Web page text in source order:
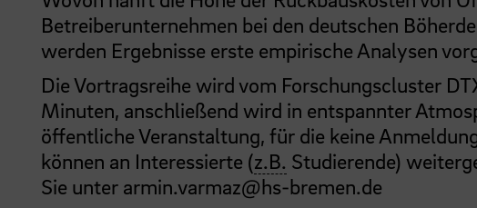
Betreiberunternehmen bei den deutschen
werden Ergebnisse erste empirische Analysen
Die Vortragsreihe wird vom Forschungscluster
Minuten, anschließend wird in entspannter
öffentliche Veranstaltung, für die keine
können an Interessierte (z.B. Studierende)
Sie unter armin.varmaz@hs-bremen.de